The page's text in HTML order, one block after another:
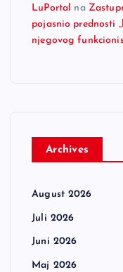
LuPortal na
pojasnio prednosti
njegovog
Archives
August 2026
Juli 2026
Juni 2026
Maj 2026